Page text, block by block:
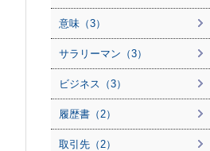
意味（3）
サラリーマン（3）
ビジネス（3）
履歴書（2）
取引先（2）